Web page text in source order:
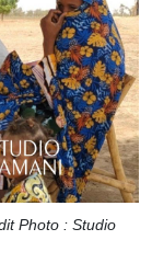
Photo : Studio